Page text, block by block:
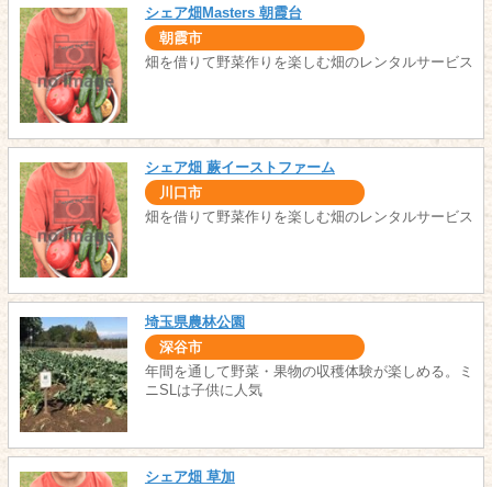
シェア畑Masters 朝霞台
朝霞市
畑を借りて野菜作りを楽しむ畑のレンタルサービス
シェア畑 蕨イーストファーム
川口市
畑を借りて野菜作りを楽しむ畑のレンタルサービス
埼玉県農林公園
深谷市
年間を通して野菜・果物の収穫体験が楽しめる。ミ
ニSLは子供に人気
シェア畑 草加